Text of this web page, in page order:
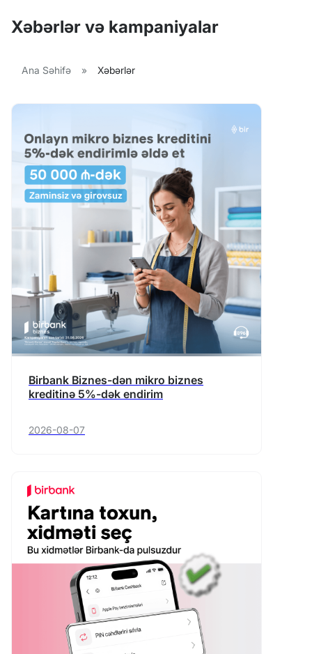
Xəbərlər və kampaniyalar
Ana Səhifə » Xəbərlər
Birbank Biznes-dən mikro biznes
kreditinə 5%-dək endirim
2026-08-07